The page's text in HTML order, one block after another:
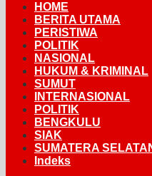
HOME
BERITA UTAMA
PERISTIWA
POLITIK
NASIONAL
HUKUM & KRIMINAL
SUMUT
INTERNASIONAL
POLITIK
BENGKULU
SIAK
SUMATERA
Indeks